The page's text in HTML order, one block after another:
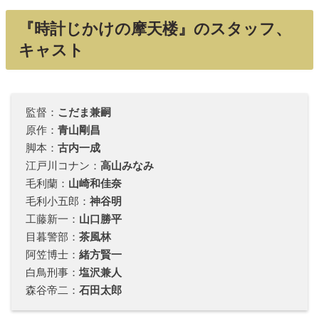
『時計じかけの摩天楼』のスタッフ、
キャスト
監督： こだま兼嗣
原作：青山剛昌
脚本：古内一成
江戸川コナン：高山みなみ
毛利蘭： 山崎和佳奈
毛利小五郎：神谷明
工藤新一： 山口勝平
目暮警部：茶風林
阿笠博士：緒方賢一
白鳥刑事：塩沢兼人
森谷帝二：石田太郎